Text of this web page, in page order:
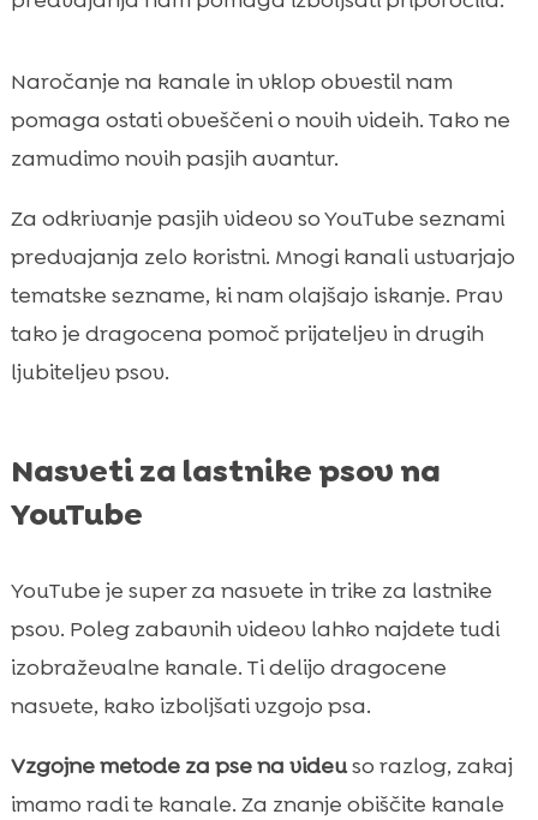
Naročanje na kanale in vklop obvestil nam
pomaga ostati obveščeni o novih videih. Tako ne
zamudimo novih pasjih avantur.
Za odkrivanje pasjih videov so YouTube seznami
predvajanja zelo koristni. Mnogi kanali ustvarjajo
tematske sezname, ki nam olajšajo iskanje. Prav
tako je dragocena pomoč prijateljev in drugih
ljubiteljev psov.
Nasveti za lastnike psov na
YouTube
YouTube je super za nasvete in trike za lastnike
psov. Poleg zabavnih videov lahko najdete tudi
izobraževalne kanale. Ti delijo dragocene
nasvete, kako izboljšati vzgojo psa.
Vzgojne metode za pse na videuso razlog, zakaj
imamo radi te kanale. Za znanje obiščite kanale